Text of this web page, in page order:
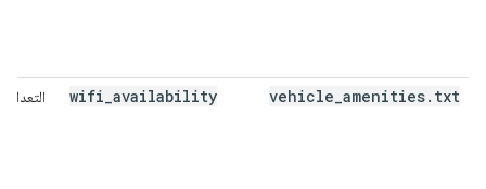
vehicle amenities. txt
wifi availability التعداد